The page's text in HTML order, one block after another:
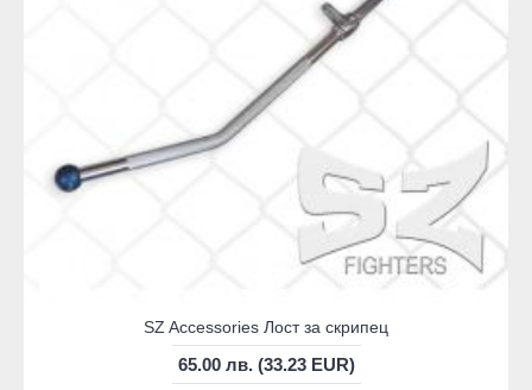
SZ Accessories Лост за скрипец
65.00 лв. (33.23 EUR)